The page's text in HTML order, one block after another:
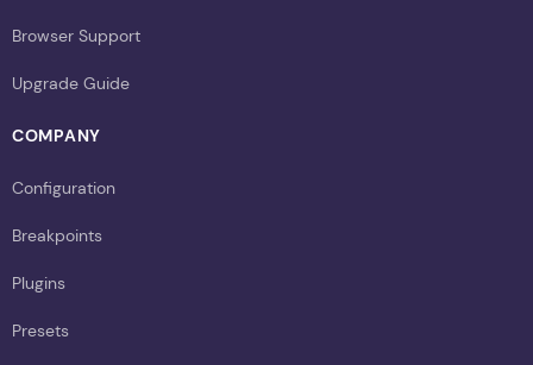
Browser Support
Upgrade Guide
COMPANY
Configuration
Breakpoints
Plugins
Presets